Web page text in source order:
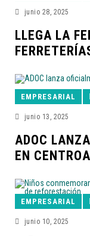
junio 28, 2025
LLEGA LA
EMPRESARIAL
junio 13, 2025
ADOC
EN
EMPRESARIAL
junio 10, 2025